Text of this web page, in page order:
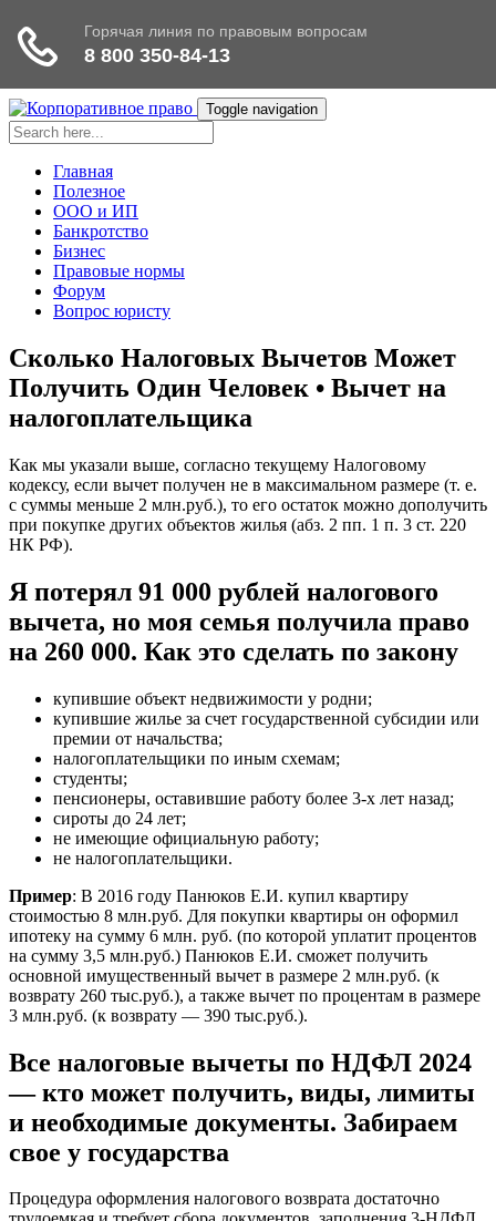
Toggle navigation
Главная
Полезное
ООО и ИП
Банкротство
Бизнес
Правовые нормы
Форум
Вопрос юристу
Сколько Налоговых Вычетов Может
Получить Один Человек • Вычет на
налогоплательщика
Как мы указали выше, согласно текущему Налоговому
кодексу, если вычет получен не в максимальном размере (т. е.
с суммы меньше 2 млн.руб.), то его остаток можно дополучить
при покупке других объектов жилья (абз. 2 пп. 1 п. 3 ст. 220
НК РФ).
Я потерял 91 000 рублей налогового
вычета, но моя семья получила право
на 260 000. Как это сделать по закону
купившие объект недвижимости у родни;
купившие жилье за счет государственной субсидии или
премии от начальства;
налогоплательщики по иным схемам;
студенты;
пенсионеры, оставившие работу более 3-х лет назад;
сироты до 24 лет;
не имеющие официальную работу;
не налогоплательщики.
Пример: В 2016 году Панюков Е.И. купил квартиру
стоимостью 8 млн.руб. Для покупки квартиры он оформил
ипотеку на сумму 6 млн. руб. (по которой уплатит процентов
на сумму 3,5 млн.руб.) Панюков Е.И. сможет получить
основной имущественный вычет в размере 2 млн.руб. (к
возврату 260 тыс.руб.), а также вычет по процентам в размере
3 млн.руб. (к возврату — 390 тыс.руб.).
Все налоговые вычеты по НДФЛ 2024
— кто может получить, виды, лимиты
и необходимые документы. Забираем
свое у государства
Процедура оформления налогового возврата достаточно